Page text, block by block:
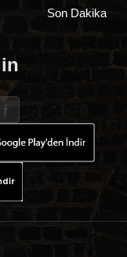
Son Dakika